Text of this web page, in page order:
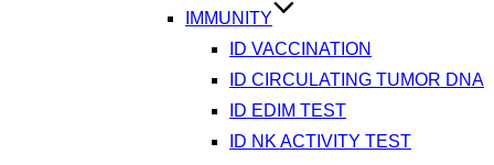
IMMUNITY
ID VACCINATION
ID CIRCULATING TUMOR DNA
ID EDIM TEST
ID NK ACTIVITY TEST